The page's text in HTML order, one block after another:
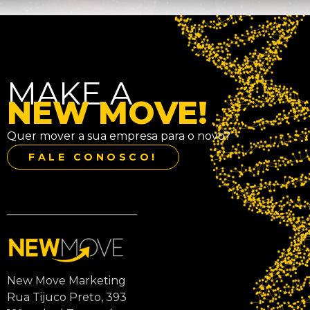
MAKE A
NEW MOVE!
Quer mover a sua empresa para o novo?
FALE CONOSCO!
New Move Marketing
Rua Tijuco Preto, 393